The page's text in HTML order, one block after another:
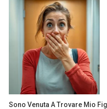
Sono Venuta A Trovare Mio